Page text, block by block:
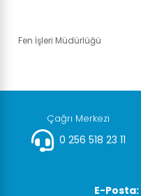
Fen İşleri Müdürlüğü
Çağrı Merkezi
0 256 518 23 11
E-Posta: